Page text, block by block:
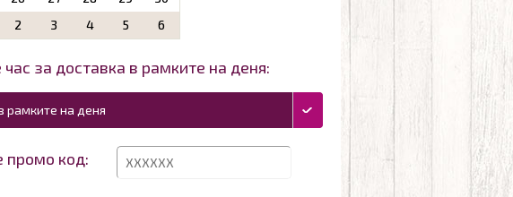
2 3 4 5 6
за доставка в рамките на деня:
рамките на деня
промо код: